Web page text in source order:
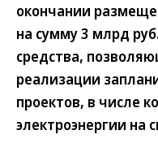
окончании
на сумму 3 млрд
средства,
реализации
проектов, в числе
электроэнергии на